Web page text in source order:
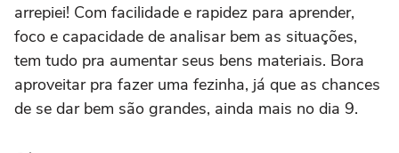
arrepiei! Com facilidade e rapidez para aprender,
foco e capacidade de analisar bem as situações,
tem tudo pra aumentar seus bens materiais. Bora
aproveitar pra fazer uma fezinha, já que as chances
de se dar bem são grandes, ainda mais no dia 9.